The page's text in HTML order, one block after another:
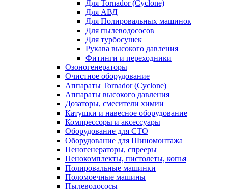
Для Tornador (Cyclone)
Для АВД
Для Полировальных машинок
Для пылеводососов
Для турбосушек
Рукава высокого давления
Фитинги и переходники
Озоногенераторы
Очистное оборудование
Аппараты Tornador (Cyclone)
Аппараты высокого давления
Дозаторы, смесители химии
Катушки и навесное оборудование
Компрессоры и аксессуары
Оборудование для СТО
Оборудование для Шиномонтажа
Пеногенераторы, спрееры
Пенокомплекты, пистолеты, копья
Полировальные машинки
Поломоечные машины
Пылеводососы